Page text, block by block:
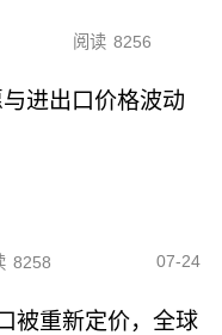
阅读 8256
进出口价格波动
8258 07-24
被重新定价，全球